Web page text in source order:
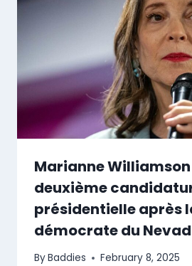
Marianne
deuxième
présidentielle après
démocrate du
ByBaddies February 8, 2025